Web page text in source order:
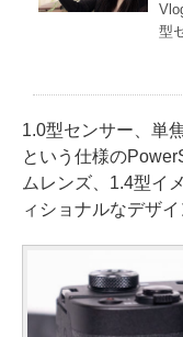
型
1.0型センサー、単
という仕様の
ムレンズ、1.4型イ
ィショナルなデザ